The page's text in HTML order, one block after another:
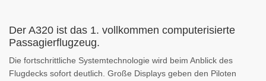
Der A320 ist das 1. vollkommen computerisierte
Passagierflugzeug.
Die fortschrittliche Systemtechnologie wird beim Anblick des
Flugdecks sofort deutlich. Große Displays geben den Piloten